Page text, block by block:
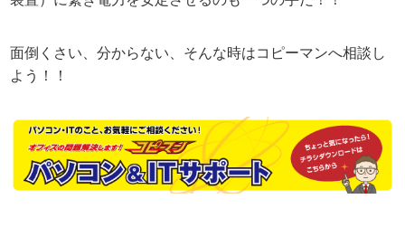
面倒くさい、分からない、そんな時はコピーマンへ相談し
よう！！